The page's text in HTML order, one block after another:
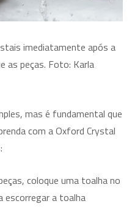
imediatamente após a
as peças. Foto: Karla
mas é fundamental que
com a Oxford Crystal
coloque uma toalha no
escorregar a toalha